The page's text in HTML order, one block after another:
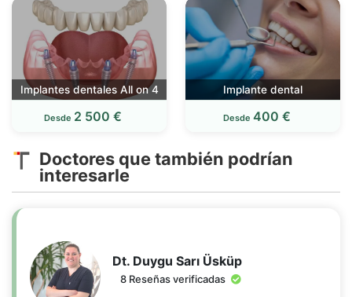
Implantes dentales All on 4
Desde 2 500 €
Implante dental
Desde 400 €
Doctores que también podrían
interesarle
Dt. Duygu Sarı Üsküp
8 Reseñas verificadas